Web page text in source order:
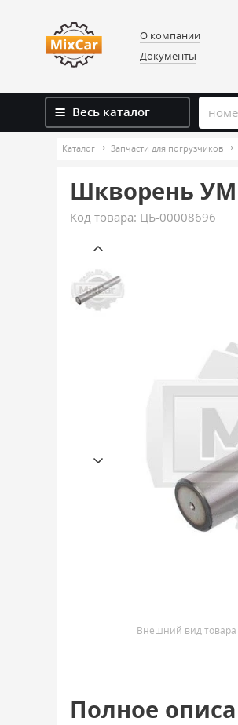
О компании
Документы
Весь каталог
Каталог Запчасти для погрузчиков
Шкворень УМ
Код товара: ЦБ-00008696
Внешний вид товара
Полное